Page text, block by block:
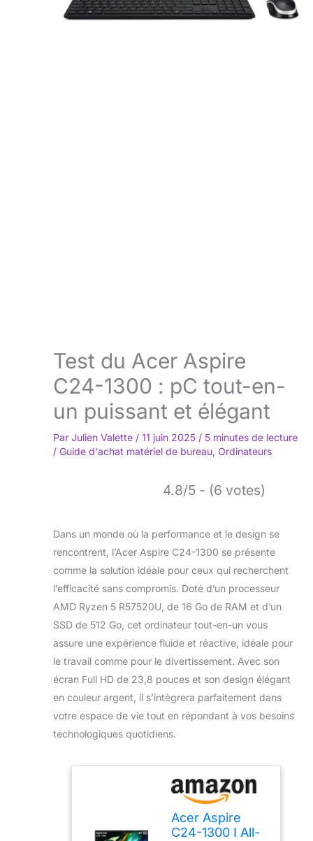
Test du Acer Aspire
C24-1300 : pC tout-en-
un puissant et élégant
Par Julien Valette / 11 juin 2025 / 5 minutes de lecture
/ Guide d'achat matériel de bureau, Ordinateurs
4.8/5 - (6 votes)
Dans un monde où la performance et le design se
rencontrent, l’Acer Aspire C24-1300 se présente
comme la solution idéale pour ceux qui recherchent
l’efficacité sans compromis. Doté d’un processeur
AMD Ryzen 5 R57520U, de 16 Go de RAM et d’un
SSD de 512 Go, cet ordinateur tout-en-un vous
assure une expérience fluide et réactive, idéale pour
le travail comme pour le divertissement. Avec son
écran Full HD de 23,8 pouces et son design élégant
en couleur argent, il s’intègrera parfaitement dans
votre espace de vie tout en répondant à vos besoins
technologiques quotidiens.
Acer Aspire
C24-1300 I All-